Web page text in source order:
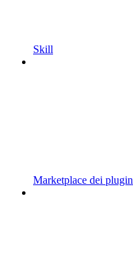
Skill
Marketplace dei plugin